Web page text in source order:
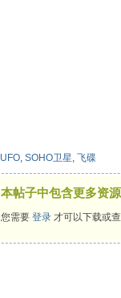
UFO,SOHO卫星,飞碟
本帖子中包含更多资源
您需要登录 才可以下载或